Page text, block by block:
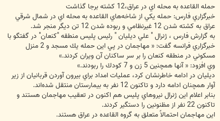
ت
حمله القاعده به محله اي در عراق،12 كشته برجا گذاشت
خبرگزاري فارس: حمله يكي از شاخه‌هاي القاعده به محله اي در شمال شرقي
عراق به كشته شدن 12 غيرنظامي و ربوده شدن 12 تن ديگر منجر شد.
به گزارش فارس ، ژنرال " علي ديليان " رئيس پليس منطقه "كنعان" در گفتگو با
خبرگزاري فرانسه گفت: « مهاجمان در پي اين حمله يك مسجد و 2 منزل
مسكوني در منطقه كنعان را بر سر ساكنان آن ويران كردند.»
وي افزود: « آنها همچنين 5 زن و 7 كودك را ربودند.»
ديليان در ادامه خاطرنشان كرد، عمليات امداد براي بيرون آوردن قربانيان از زير
آوار همچنان ادامه دارد و تاكنون 12 نفر به بيمارستان منتقل شده‌اند.
بنابر اعلام اين ژنرال نيروهاي پليس هم اكنون در تعقيب مهاجمان هستند و
تاكنون 22 نفر از مظنونين را دستگير كردند.
اين مهاجمان احتمالاً متعلق به گروه القاعده در عراق هستند.